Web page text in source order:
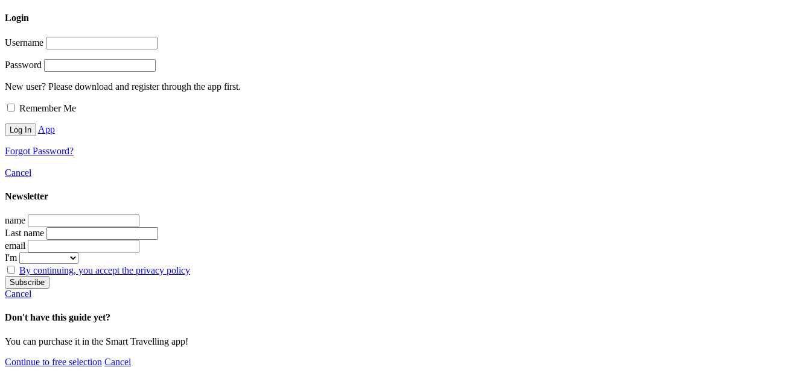
Login
Username
Password
New user? Please download and register through the app first.
Remember Me
App
Forgot Password?
Cancel
Newsletter
name
Last name
email
I'm
By continuing, you accept the privacy policy
Cancel
Don't have this guide yet?
You can purchase it in the Smart Travelling app!
Continue to free selection Cancel